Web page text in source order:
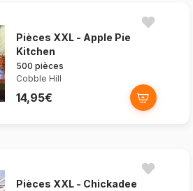
Pièces XXL - Apple Pie
Kitchen
500 pièces
Cobble Hill
14,95€
Pièces XXL - Chickadee